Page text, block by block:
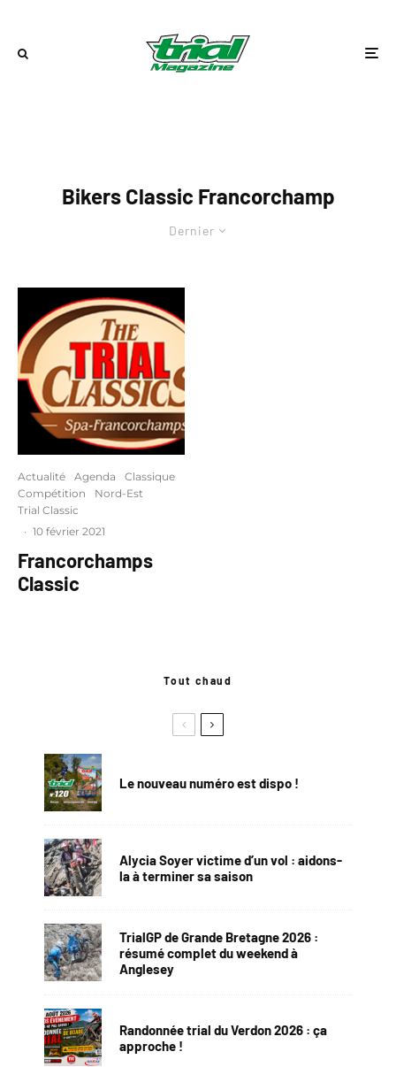
Bikers Classic Francorchamp
Dernier
Actualité Agenda
Classique
Compétition
Nord-Est
Trial Classic
· 10 février 2021
Francorchamps
Classic
Tout chaud
Le nouveau numéro est dispo !
Alycia Soyer victime d’un vol : aidons-
la à terminer sa saison
TrialGP de Grande Bretagne 2026 :
résumé complet du weekend à
Anglesey
Randonnée trial du Verdon 2026 : ça
approche !